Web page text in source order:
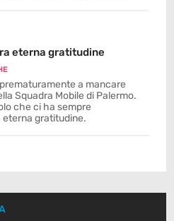
eterna gratitudine
a mancare
Squadra Mobile di Palermo.
che ci ha sempre
eterna gratitudine.